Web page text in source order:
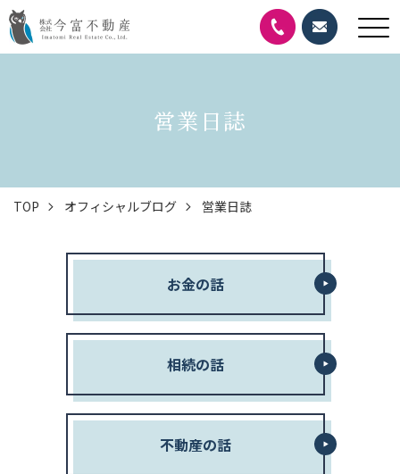
営業日誌
TOP オフィシャルブログ 営業日誌
お金の話
相続の話
不動産の話